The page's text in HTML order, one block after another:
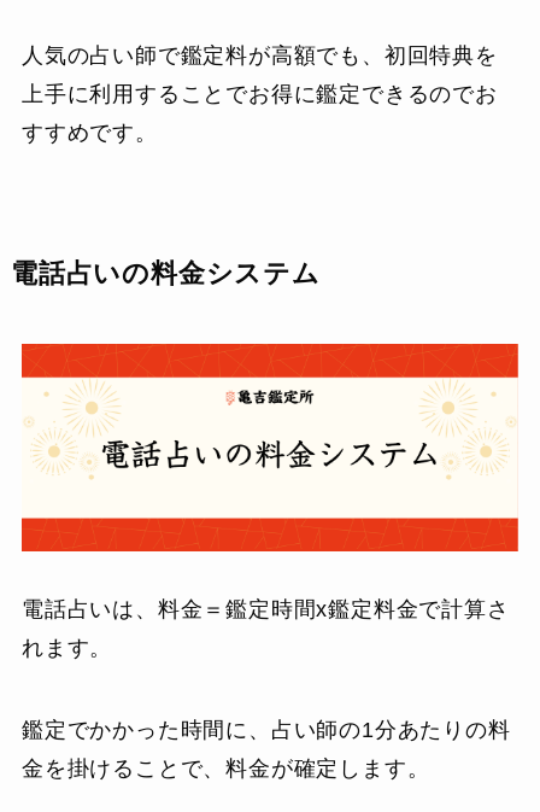
人気の占い師で鑑定料が高額でも、初回特典を
上手に利用することでお得に鑑定できるのでお
すすめです。
電話占いの料金システム
電話占いは、料金＝鑑定時間x鑑定料金で計算さ
れます。
鑑定でかかった時間に、占い師の1分あたりの料
金を掛けることで、料金が確定します。